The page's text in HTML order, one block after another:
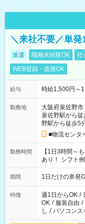
＼来社不要／単
派遣 職種未経験OK 社
WEB登録・面接OK
給与 時給1,500円～
勤務地
大阪府泉佐野市
泉佐野駅から
野駅から徒歩5
■物流セン
勤務時間
【1日3時間～
あり！ シフト
▼18:00～21:00
期間 1日だけの単発
特徴 週1日からOK /
OK / 服装自由 /
し / パソコンス